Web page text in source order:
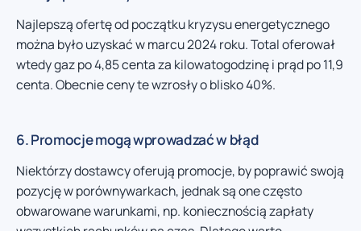
Najlepszą ofertę od początku kryzysu energetycznego
można było uzyskać w marcu 2024 roku. Total oferował
wtedy gaz po 4,85 centa za kilowatogodzinę i prąd po 11,9
centa. Obecnie ceny te wzrosły o blisko 40%.
6. Promocje mogą wprowadzać w błąd
Niektórzy dostawcy oferują promocje, by poprawić swoją
pozycję w porównywarkach, jednak są one często
obwarowane warunkami, np. koniecznością zapłaty